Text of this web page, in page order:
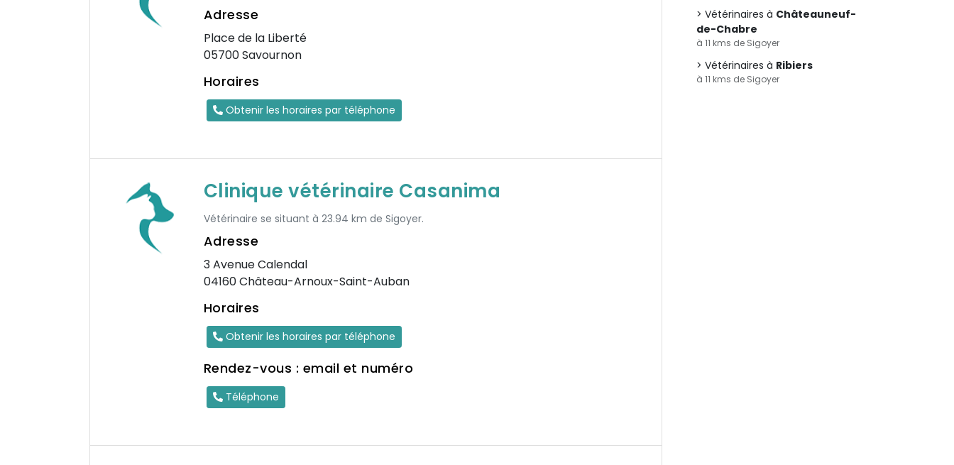
Adresse
Place de la Liberté
05700 Savournon
Horaires
Obtenir les horaires par téléphone
Clinique vétérinaire Casanima
Vétérinaire se situant à 23.94 km de Sigoyer.
Adresse
3 Avenue Calendal
04160 Château-Arnoux-Saint-Auban
Horaires
Obtenir les horaires par téléphone
Rendez-vous : email et numéro
Téléphone
Vétérinaires à Châteauneuf-
de-Chabre
à 11 kms de Sigoyer
Vétérinaires à Ribiers
à 11 kms de Sigoyer